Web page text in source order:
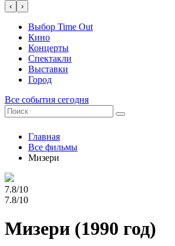
‹ ›
Выбор Time Out
Кино
Концерты
Спектакли
Выставки
Город
Все события сегодня
Главная
Все фильмы
Мизери
7.8/10
7.8/10
Мизери (1990 год)